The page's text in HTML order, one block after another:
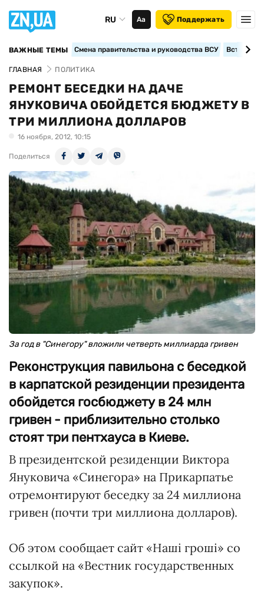
RU Аа Поддержать
ВАЖНЫЕ ТЕМЫ Смена правительства и руководства ВСУ
ГЛАВНАЯ ПОЛИТИКА
РЕМОНТ БЕСЕДКИ НА ДАЧЕ
ЯНУКОВИЧА ОБОЙДЕТСЯ БЮДЖЕТУ В
ТРИ МИЛЛИОНА ДОЛЛАРОВ
16 ноября, 2012, 10:15
Поделиться
За год в "Синегору" вложили четверть миллиарда гривен
Реконструкция павильона с беседкой
в карпатской резиденции президента
обойдется госбюджету в 24 млн
гривен - приблизительно столько
стоят три пентхауса в Киеве.
В президентской резиденции Виктора
Януковича «Синегора» на Прикарпатье
отремонтируют беседку за 24 миллиона
гривен (почти три миллиона долларов).
Об этом сообщает сайт «Наші гроші» со
ссылкой на «Вестник государственных
закупок».